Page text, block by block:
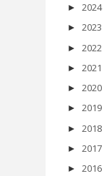
► 2024
► 2023
► 2022
► 2021
► 2020
► 2019
► 2018
► 2017
► 2016